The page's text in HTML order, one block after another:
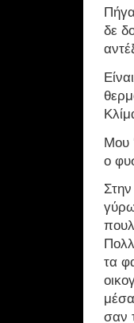
δε
Μου
ο
τα
σαν